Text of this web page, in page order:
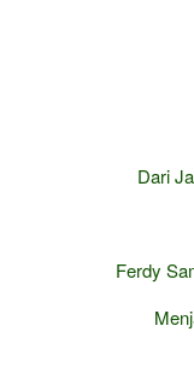
Dari
Ferdy